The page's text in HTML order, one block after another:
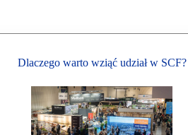
Dlaczego warto wziąć udział w SCF?